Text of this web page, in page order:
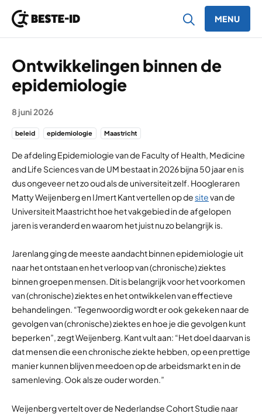
MENU
Ontwikkelingen binnen de
epidemiologie
8 juni 2026
beleid epidemiologie Maastricht
De afdeling Epidemiologie van de Faculty of Health, Medicine
and Life Sciences van de UM bestaat in 2026 bijna 50 jaar en is
dus ongeveer net zo oud als de universiteit zelf. Hoogleraren
Matty Weijenberg en IJmert Kant vertellen op de sitevan de
Universiteit Maastricht hoe het vakgebied in de afgelopen
jaren is veranderd en waarom het juist nu zo belangrijk is.
Jarenlang ging de meeste aandacht binnen epidemiologie uit
naar het ontstaan en het verloop van (chronische) ziektes
binnen groepen mensen. Dit is belangrijk voor het voorkomen
van (chronische) ziektes en het ontwikkelen van effectieve
behandelingen. “Tegenwoordig wordt er ook gekeken naar de
gevolgen van (chronische) ziektes en hoe je die gevolgen kunt
beperken”, zegt Weijenberg. Kant vult aan: “Het doel daarvan is
dat mensen die een chronische ziekte hebben, op een prettige
manier kunnen blijven meedoen op de arbeidsmarkt en in de
samenleving. Ook als ze ouder worden.”
Weijenberg vertelt over de Nederlandse Cohort Studie naar